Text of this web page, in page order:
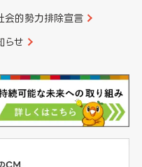
会的勢力排除宣言
らせ